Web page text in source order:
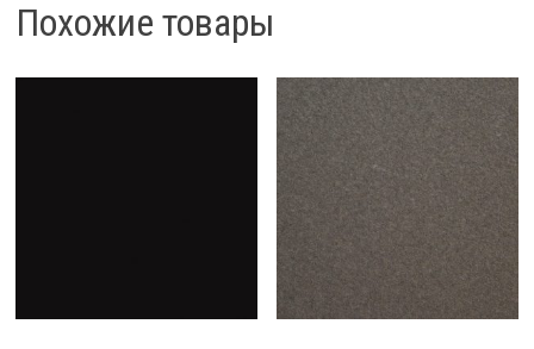
Похожие товары